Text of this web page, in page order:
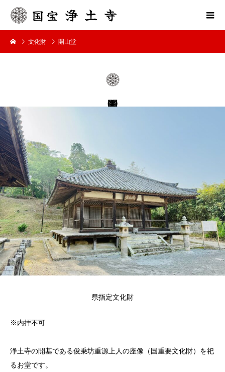
文化財 開山堂
県指定文化財
※内拝不可
浄土寺の開基である俊乗坊重源上人の座像（国重要文化財）を祀
るお堂です。